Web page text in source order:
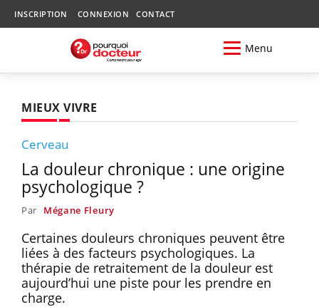
INSCRIPTION CONNEXION CONTACT
Menu
MIEUX VIVRE
Cerveau
La douleur chronique : une origine
psychologique ?
Par Mégane Fleury
Certaines douleurs chroniques peuvent être
liées à des facteurs psychologiques. La
thérapie de retraitement de la douleur est
aujourd’hui une piste pour les prendre en
charge.